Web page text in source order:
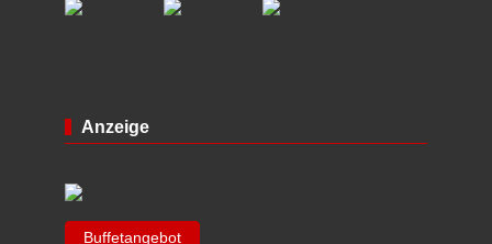
Anzeige
Buffetangebot